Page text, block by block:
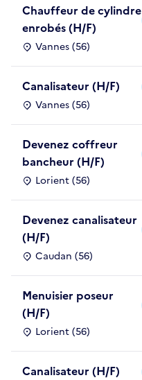
Chauffeur de cylindre
enrobés (H/F)
Vannes (56)
Canalisateur (H/F)
Vannes (56)
Devenez coffreur
bancheur (H/F)
Lorient (56)
Devenez canalisateur
(H/F)
Caudan (56)
Menuisier poseur
(H/F)
Lorient (56)
Canalisateur (H/F)